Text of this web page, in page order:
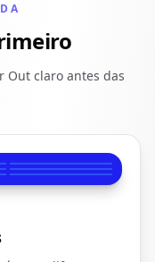
Out claro antes das